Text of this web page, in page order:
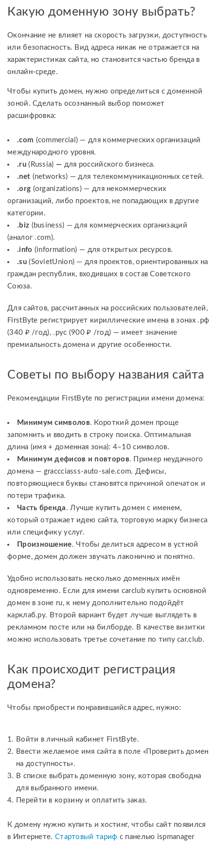
Какую доменную зону выбрать?
Окончание не влияет на скорость загрузки, доступность
или безопасность. Вид адреса никак не отражается на
характеристиках сайта, но становится частью бренда в
онлайн-среде.
Чтобы купить домен, нужно определиться с доменной
зоной. Сделать осознанный выбор поможет
расшифровка:
.com (commercial) — для коммерческих организаций
международного уровня.
.ru(Russia) — для российского бизнеса.
.net (networks) — для телекоммуникационных сетей.
.org (organizations) — для некоммерческих
организаций, либо проектов, не попадающих в другие
категории.
.biz (business) — для коммерческих организаций
(аналог .com).
.info (information) — для открытых ресурсов.
.su(SovietUnion) — для проектов, ориентированных на
граждан республик, входивших в состав Советского
Союза.
Для сайтов, рассчитанных на российских пользователей,
FirstByte регистрирует кириллические имена в зонах .рф
(340 ₽ /год), .рус (900 ₽ /год) — имеет значение
премиальность домена и другие особенности.
Советы по выбору названия сайта
Рекомендации FirstByte по регистрации имени домена:
Минимум символов. Короткий домен проще
запомнить и вводить в строку поиска. Оптимальная
длина (имя + доменная зона): 4–10 символов.
Минимум дефисов и повторов. Пример неудачного
домена — graccciasss-auto-sale.com. Дефисы,
повторяющиеся буквы становятся причиной опечаток и
потери трафика.
Часть бренда . Лучше купить домен с именем,
который отражает идею сайта, торговую марку бизнеса
или специфику услуг.
Произношение. Чтобы делиться адресом в устной
форме, домен должен звучать лаконично и понятно.
Удобно использовать несколько доменных имён
одновременно. Если для имени carclub купить основной
домен в зоне ru, к нему дополнительно подойдёт
карклаб.ру. Второй вариант будет лучше выглядеть в
рекламном посте или на билборде. В качестве визитки
можно использовать третье сочетание по типу car.club.
Как происходит регистрация
домена?
Чтобы приобрести понравившийся адрес, нужно:
Войти в личный кабинет FirstByte.
Ввести желаемое имя сайта в поле «Проверить домен
на доступность».
В списке выбрать доменную зону, которая свободна
для выбранного имени.
Перейти в корзину и оплатить заказ.
К домену нужно купить и хостинг, чтобы сайт появился
в Интернете. Стартовый тариф с панелью ispmanager